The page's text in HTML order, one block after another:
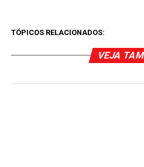
TÓPICOS RELACIONADOS:
VEJA